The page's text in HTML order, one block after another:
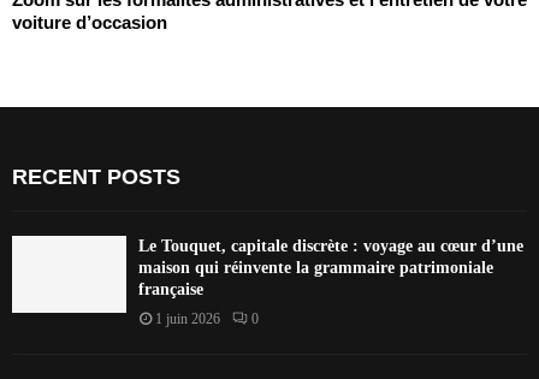
voiture d’occasion
RECENT POSTS
Le Touquet, capitale discrète : voyage au cœur d’une
maison qui réinvente la grammaire patrimoniale
française
1 juin 2026 0